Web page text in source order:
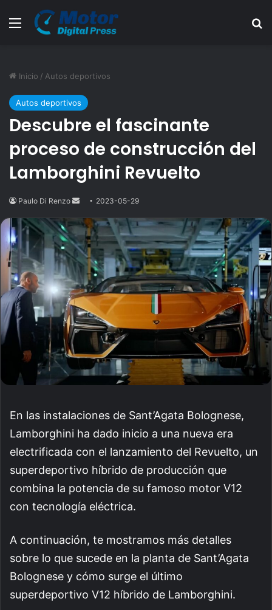
Menú
Inicio / Autos deportivos
Autos deportivos
Descubre el fascinante
proceso de construcción del
Lamborghini Revuelto
Paulo Di Renzo
Send
email
2023-05-29
En las instalaciones de Sant’Agata Bolognese,
Lamborghini ha dado inicio a una nueva era
electrificada con el lanzamiento del Revuelto, un
superdeportivo híbrido de producción que
combina la potencia de su famoso motor V12
con tecnología eléctrica.
A continuación, te mostramos más detalles
sobre lo que sucede en la planta de Sant’Agata
Bolognese y cómo surge el último
superdeportivo V12 híbrido de Lamborghini.